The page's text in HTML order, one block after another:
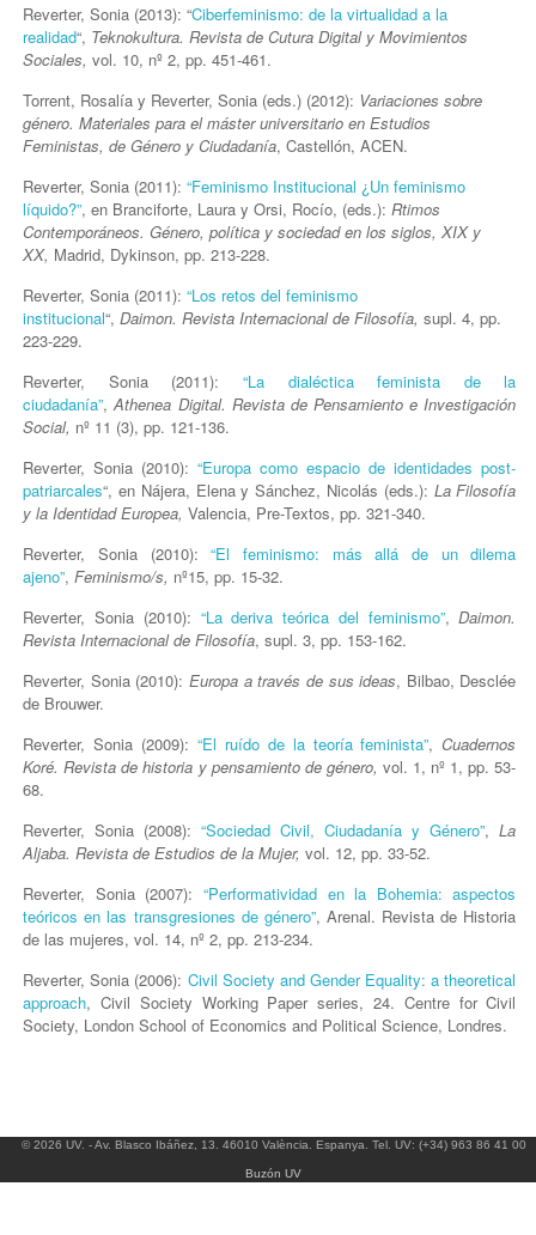
Reverter, Sonia (2013): “Ciberfeminismo: de la virtualidad a la
realidad“, Teknokultura. Revista de Cutura Digital y Movimientos
Sociales, vol. 10, nº 2, pp. 451-461.
Torrent, Rosalía y Reverter, Sonia (eds.) (2012): Variaciones sobre
género. Materiales para el máster universitario en Estudios
Feministas, de Género y Ciudadanía, Castellón, ACEN.
Reverter, Sonia (2011): “Feminismo Institucional ¿Un feminismo
líquido?”, en Branciforte, Laura y Orsi, Rocío, (eds.): Rtimos
Contemporáneos. Género, política y sociedad en los siglos, XIX y
XX, Madrid, Dykinson, pp. 213-228.
Reverter, Sonia (2011): “Los retos del feminismo
institucional“, Daimon. Revista Internacional de Filosofía, supl. 4, pp.
223-229.
Reverter, Sonia (2011):
“La dialéctica feminista de la
ciudadanía”, Athenea Digital. Revista de Pensamiento e Investigación
Social, nº 11 (3), pp. 121-136.
Reverter, Sonia (2010): “Europa como espacio de identidades post-
patriarcales“, en Nájera, Elena y Sánchez, Nicolás (eds.): La Filosofía
y la Identidad Europea, Valencia, Pre-Textos, pp. 321-340.
Reverter, Sonia (2010): “El feminismo: más allá de un dilema
ajeno”, Feminismo/s, nº15, pp. 15-32.
Reverter, Sonia (2010): “La deriva teórica del feminismo”, Daimon.
Revista Internacional de Filosofía, supl. 3, pp. 153-162.
Reverter, Sonia (2010): Europa a través de sus ideas, Bilbao, Desclée
de Brouwer.
Reverter, Sonia (2009): “El ruído de la teoría feminista”, Cuadernos
Koré. Revista de historia y pensamiento de género, vol. 1, nº 1, pp. 53-
68.
Reverter, Sonia (2008): “Sociedad Civil, Ciudadanía y Género”, La
Aljaba. Revista de Estudios de la Mujer, vol. 12, pp. 33-52.
Reverter, Sonia (2007): “Performatividad en la Bohemia: aspectos
teóricos en las transgresiones de género”, Arenal. Revista de Historia
de las mujeres, vol. 14, nº 2, pp. 213-234.
Reverter, Sonia (2006): Civil Society and Gender Equality: a theoretical
approach, Civil Society Working Paper series, 24. Centre for Civil
Society, London School of Economics and Political Science, Londres.
© 2026 UV. - Av. Blasco Ibáñez, 13. 46010 València. Espanya. Tel. UV: (+34) 963 86 41 00
Buzón UV